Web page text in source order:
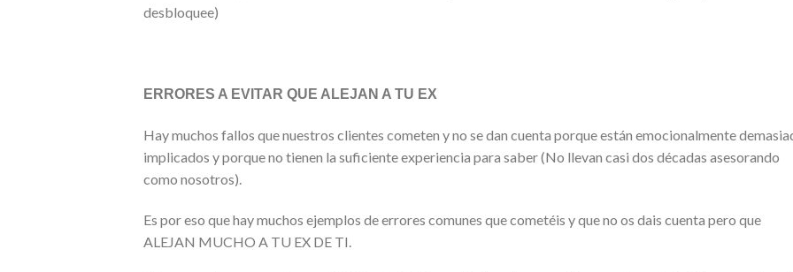
desbloquee)
ERRORES A EVITAR QUE ALEJAN A TU EX
Hay muchos fallos que nuestros clientes cometen y no se dan cuenta porque están emocionalmente
implicados y porque no tienen la suficiente experiencia para saber (No llevan casi dos décadas asesorando
como nosotros).
Es por eso que hay muchos ejemplos de errores comunes que cometéis y que no os dais cuenta pero que
ALEJAN MUCHO A TU EX DE TI.